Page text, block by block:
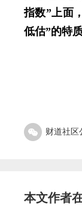
指数”上面
低估”的特
财道社区
本文作者